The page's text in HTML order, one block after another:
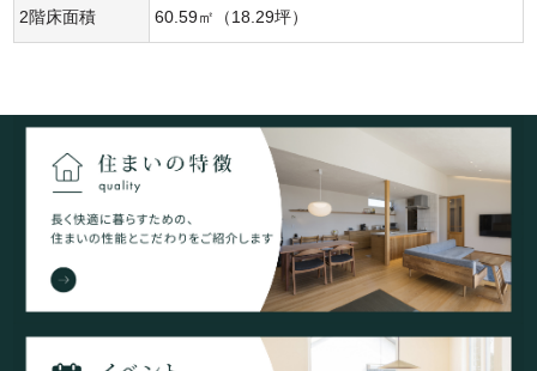
2階床面積 60.59㎡（18.29坪）